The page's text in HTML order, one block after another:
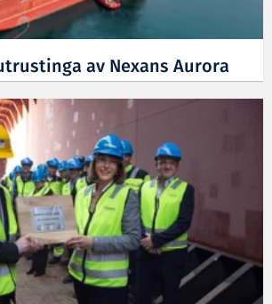
av Nexans Aurora